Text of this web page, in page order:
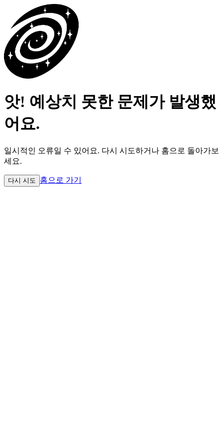
앗! 예상치 못한 문제가 발생했
어요.
일시적인 오류일 수 있어요. 다시 시도하거나 홈으로 돌아가보
세요.
다시 시도 홈으로 가기